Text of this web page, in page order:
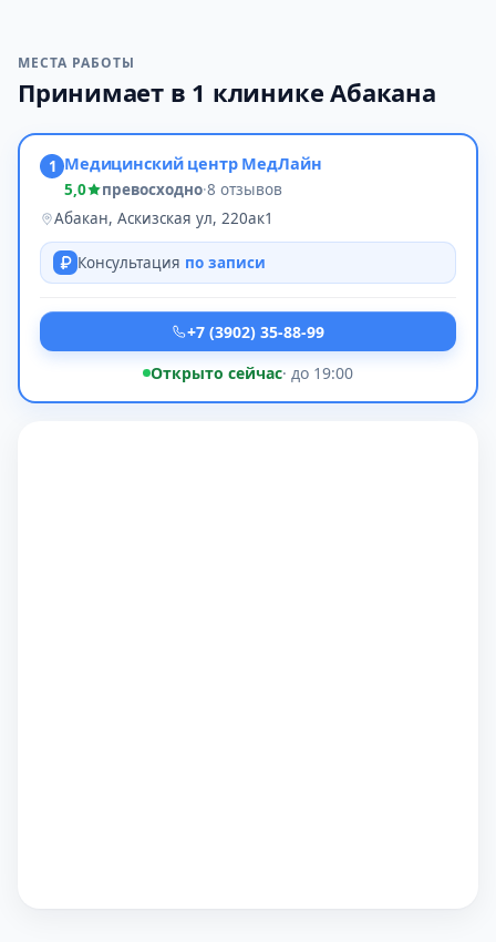
МЕСТА РАБОТЫ
Принимает в 1 клинике Абакана
1 Медицинский центр МедЛайн
5,0 превосходно·8 отзывов
Абакан, Аскизская ул, 220ак1
Консультация по записи
+7 (3902) 35-88-99
Открыто сейчас· до 19:00